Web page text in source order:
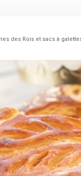
des Rois et sacs à